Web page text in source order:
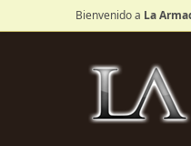
Bienvenido a La